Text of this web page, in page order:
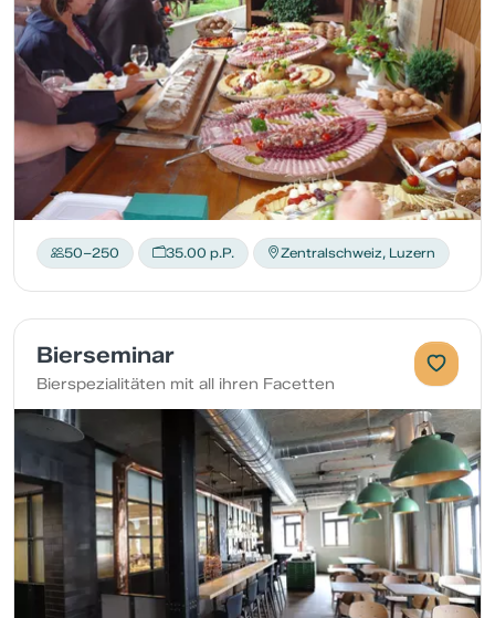
50–250 35.00 p.P. Zentralschweiz, Luzern
Bierseminar
Bierspezialitäten mit all ihren Facetten